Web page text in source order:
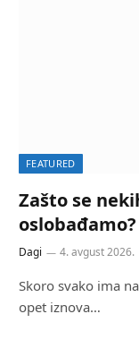
FEATURED
Zašto se
oslobađamo?
Dagi 4. avgust 2026.
Skoro svako ima
opet iznova…